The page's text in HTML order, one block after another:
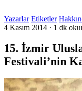
Yazarlar Etiketler
4 Kasım 2014 · 1 dk
15. İzmir
Festivali’nin